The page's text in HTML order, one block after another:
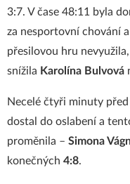
3:7. V čase 48:11 byla
za nesportovní chování
přesilovou hru
snížila Karolína Bulvová
Necelé čtyři minuty
dostal do oslabení a
proměnila – Simona
konečných 4:8.